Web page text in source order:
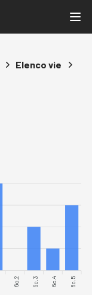
Elenco vie
6c.2 6c.3 6c.4 6c.5